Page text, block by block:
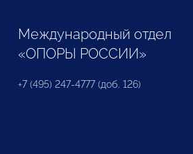
Международный отдел
«ОПОРЫ РОССИИ»
+7 (495) 247-4777 (доб. 126)